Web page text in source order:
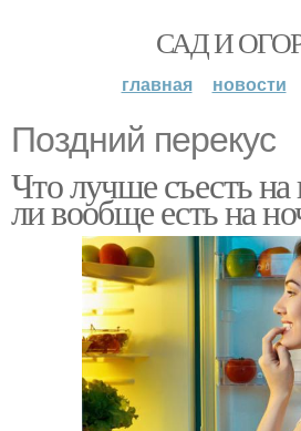
САД И
главная новости
Поздний перекус
Что лучше съесть
ли вообще есть на